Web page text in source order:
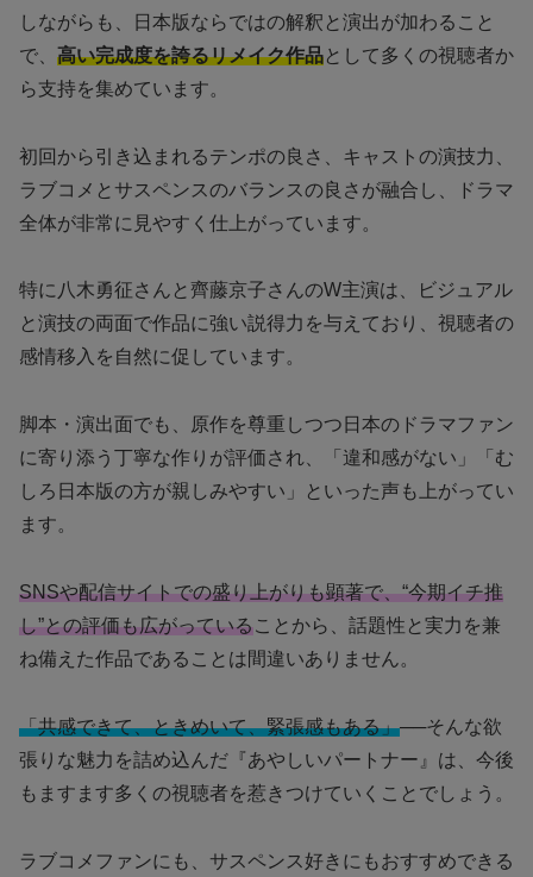
しながらも、日本版ならではの解釈と演出が加わること
で、 高い完成度を誇るリメイク作品として多くの視聴者か
ら支持を集めています。
初回から引き込まれるテンポの良さ、キャストの演技力、
ラブコメとサスペンスのバランスの良さが融合し、ドラマ
全体が非常に見やすく仕上がっています。
特に八木勇征さんと齊藤京子さんのW主演は、ビジュアル
と演技の両面で作品に強い説得力を与えており、視聴者の
感情移入を自然に促しています。
脚本・演出面でも、原作を尊重しつつ日本のドラマファン
に寄り添う丁寧な作りが評価され、「違和感がない」「む
しろ日本版の方が親しみやすい」といった声も上がってい
ます。
SNSや配信サイトでの盛り上がりも顕著で、“今期イチ推
し”との評価も広がっていることから、話題性と実力を兼
ね備えた作品であることは間違いありません。
「共感できて、ときめいて、緊張感もある」──そんな欲
張りな魅力を詰め込んだ『あやしいパートナー』は、今後
もますます多くの視聴者を惹きつけていくことでしょう。
ラブコメファンにも、サスペンス好きにもおすすめできる